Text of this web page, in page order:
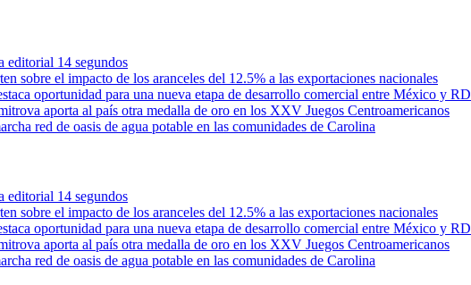
editorial 14 segundos
sobre el impacto de los aranceles del 12.5% a las exportaciones nacionales
oportunidad para una nueva etapa de desarrollo comercial entre México y RD
aporta al país otra medalla de oro en los XXV Juegos Centroamericanos
red de oasis de agua potable en las comunidades de Carolina
editorial 14 segundos
sobre el impacto de los aranceles del 12.5% a las exportaciones nacionales
oportunidad para una nueva etapa de desarrollo comercial entre México y RD
aporta al país otra medalla de oro en los XXV Juegos Centroamericanos
red de oasis de agua potable en las comunidades de Carolina